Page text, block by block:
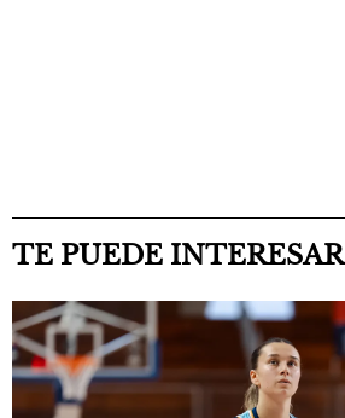
TE PUEDE INTERESAR